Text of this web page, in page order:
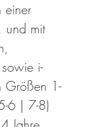
einer
und mit
i-
Größen 1-
6 | 7-8)